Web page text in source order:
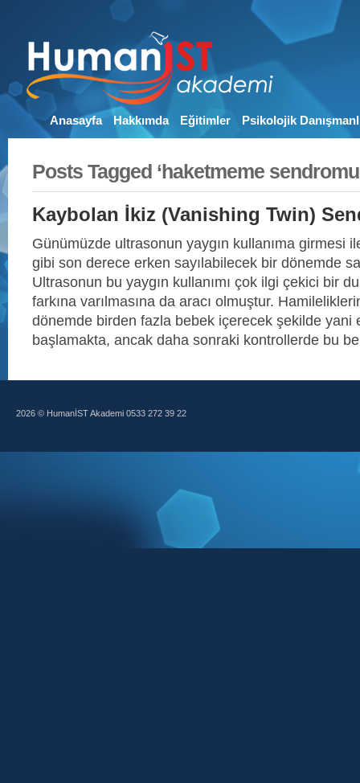
Anasayfa Hakkımda Eğitimler Psikolojik
Posts Tagged ‘haketmeme
Kaybolan İkiz (Vanishing Twin)
Günümüzde ultrasonun yaygın kullanıma girmesi
gibi son derece erken sayılabilecek bir dönemde
Ultrasonun bu yaygın kullanımı çok ilgi çekici bir
farkına varılmasına da aracı olmuştur.
dönemde birden fazla bebek içerecek şekilde yani
başlamakta, ancak daha sonraki kontrollerde bu
2026 © HumanİST Akademi 0533 272 39 22